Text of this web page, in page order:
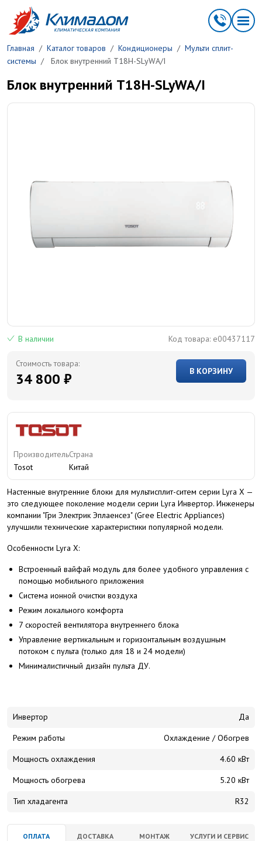
Перейти к основному содержанию
Главная Каталог товаров Кондиционеры
Мульти сплит-
системы
Блок внутренний T18H-SLyWA/I
Блок внутренний T18H-SLyWA/I
В наличии Код товара: e00437117
В КОРЗИНУ
Стоимость товара:
34 800 ₽
Производитель
Tosot
Страна
Китай
Настенные внутренние блоки для мультисплит-ситем серии Lyra X —
это следующее поколение модели серии Lyra Инвертор. Инженеры
компании "Гри Электрик Эплаенсез" (Gree Electric Appliances)
улучшили технические характеристики популярной модели.
Особенности Lyra X:
Встроенный вайфай модуль для более удобного управления с
помощью мобильного приложения
Система ионной очистки воздуха
Режим локального комфорта
7 скоростей вентилятора внутреннего блока
Управление вертикальным и горизонтальным воздушным
потоком с пульта (только для 18 и 24 модели)
Минималистичный дизайн пульта ДУ.
Инвертор
Да
Режим работы
Охлаждение / Обогрев
Мощность охлаждения
4.60 кВт
Мощность обогрева
5.20 кВт
Тип хладагента
R32
ОПЛАТА ДОСТАВКА МОНТАЖ УСЛУГИ И СЕРВИС